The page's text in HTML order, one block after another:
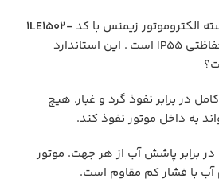
الکتروموتور زیمنس با کد1LE1502-
، درجه حفاظتی IP55 است . این استاندارد
در برابر نفوذ گرد و غبار. هیچ
به داخل موتور نفوذ کند.
برابر پاشش آب از هر جهت. موتور
آب با فشار کم مقاوم است.